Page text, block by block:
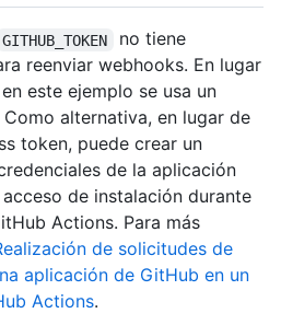
GITHUB_TOKEN
no tiene
reenviar webhooks. En lugar
en este ejemplo se usa un
alternativa, en lugar de
token, puede crear un
de la aplicación
de instalación durante
Actions. Para más
de solicitudes de
aplicación de GitHub en un
Actions.